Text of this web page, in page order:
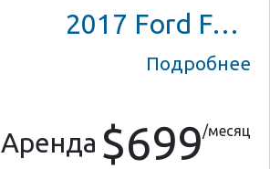
2017 Ford Fusion Hybrid
Подробнее
Аренда $699/месяц